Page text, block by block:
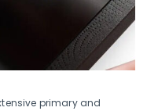
primary and